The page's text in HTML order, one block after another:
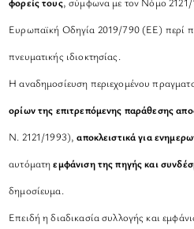
Ευρωπαϊκή Οδηγία 2019/790 (ΕΕ) περί
πνευματικής ιδιοκτησίας.
Η αναδημοσίευση περιεχομένου
ορίων της επιτρεπόμενης παράθεσης
Ν. 2121/1993), αποκλειστικά για
αυτόματηεμφάνιση της πηγής και
δημοσίευμα.
Επειδή η διαδικασία συλλογής και